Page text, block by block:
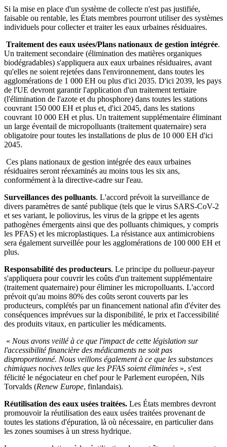
Si la mise en place d'un système de collecte n'est pas justifiée,
faisable ou rentable, les États membres pourront utiliser des systèmes
individuels pour collecter et traiter les eaux urbaines résiduaires.
Traitement des eaux usées/Plans nationaux de gestion intégrée.
Un traitement secondaire (élimination des matières organiques
biodégradables) s'appliquera aux eaux urbaines résiduaires, avant
qu'elles ne soient rejetées dans l'environnement, dans toutes les
agglomérations de 1 000 EH ou plus d'ici 2035. D'ici 2039, les pays
de l'UE devront garantir l'application d'un traitement tertiaire
(l'élimination de l'azote et du phosphore) dans toutes les stations
couvrant 150 000 EH et plus et, d'ici 2045, dans les stations
couvrant 10 000 EH et plus. Un traitement supplémentaire éliminant
un large éventail de micropolluants (traitement quaternaire) sera
obligatoire pour toutes les installations de plus de 10 000 EH d'ici
2045.
Ces plans nationaux de gestion intégrée des eaux urbaines
résiduaires seront réexaminés au moins tous les six ans,
conformément à la directive-cadre sur l'eau.
Surveillances des polluants. L'accord prévoit la surveillance de
divers paramètres de santé publique (tels que le virus SARS-CoV-2
et ses variant, le poliovirus, les virus de la grippe et les agents
pathogènes émergents ainsi que des polluants chimiques, y compris
les PFAS) et les microplastiques. La résistance aux antimicrobiens
sera également surveillée pour les agglomérations de 100 000 EH et
plus.
Responsabilité des producteurs. Le principe du pollueur-payeur
s'appliquera pour couvrir les coûts d'un traitement supplémentaire
(traitement quaternaire) pour éliminer les micropolluants. L'accord
prévoit qu'au moins 80% des coûts seront couverts par les
producteurs, complétés par un financement national afin d'éviter des
conséquences imprévues sur la disponibilité, le prix et l'accessibilité
des produits vitaux, en particulier les médicaments.
« Nous avons veillé à ce que l'impact de cette législation sur
l'accessibilité financière des médicaments ne soit pas
disproportionné. Nous veillons également à ce que les substances
chimiques nocives telles que les PFAS soient éliminées », s'est
félicité le négociateur en chef pour le Parlement européen, Nils
Torvalds (Renew Europe, finlandais).
Réutilisation des eaux usées traitées. Les États membres devront
promouvoir la réutilisation des eaux usées traitées provenant de
toutes les stations d'épuration, là où nécessaire, en particulier dans
les zones soumises à un stress hydrique.